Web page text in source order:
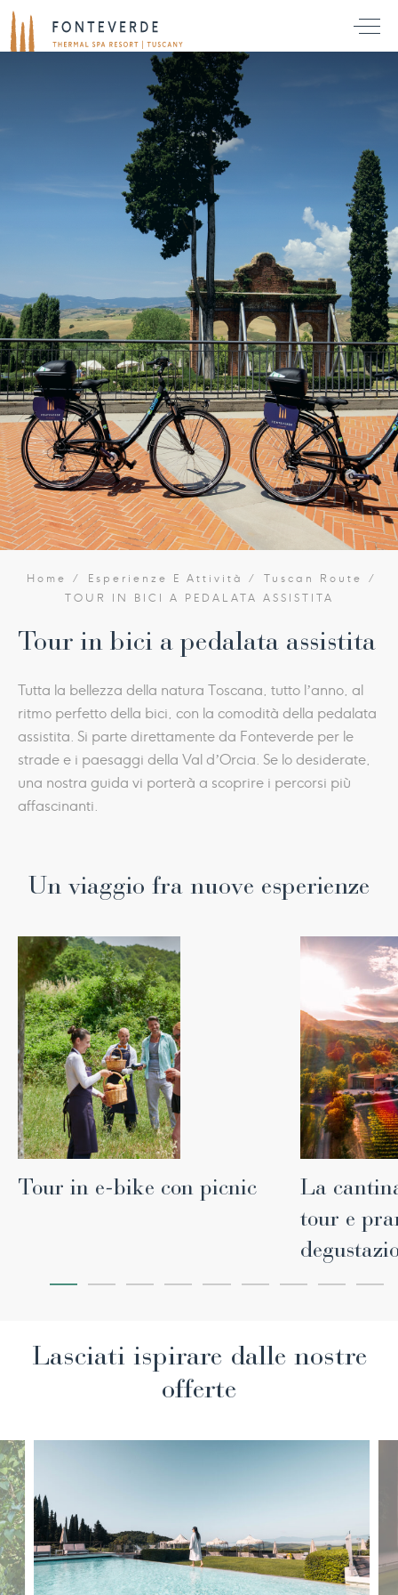
Home Esperienze E Attività
Tuscan Route
TOUR IN BICI A PEDALATA ASSISTITA
Tour in bici a pedalata assistita
Tutta la bellezza della natura Toscana, tutto l’anno, al
ritmo perfetto della bici, con la comodità della pedalata
assistita. Si parte direttamente da Fonteverde per le
strade e i paesaggi della Val d’Orcia. Se lo desiderate,
una nostra guida vi porterà a scoprire i percorsi più
affascinanti.
Un viaggio fra nuove esperienze
Tour in e-bike con picnic
La
tour e
Lasciati ispirare dalle nostre
offerte